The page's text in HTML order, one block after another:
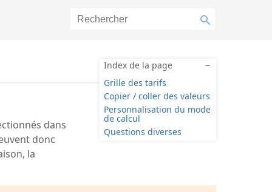
−
Index de la page
Grille des tarifs
Copier / coller des valeurs
Personnalisation du mode
de calcul
Questions diverses
dans
donc
la